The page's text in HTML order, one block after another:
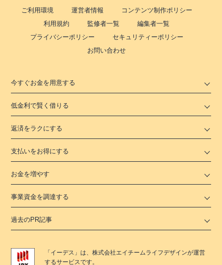
ご利用環境 運営者情報
コンテンツ制作ポリシー
利用規約
監修者一覧
編集者一覧
プライバシーポリシー
セキュリティーポリシー
お問い合わせ
今すぐお金を用意する
低金利で賢く借りる
返済をラクにする
支払いをお得にする
お金を増やす
事業資金を調達する
過去のPR記事
「 イーデス 」は、株式会社エイチームライフデザインが運営
するサービスです。